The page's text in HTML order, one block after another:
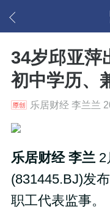
34岁邱亚萍
初中学历、
乐居财经 李兰兰
乐居财经 李兰2
(831445.BJ)发
职工代表监事。